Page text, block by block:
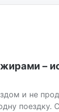
–
и не